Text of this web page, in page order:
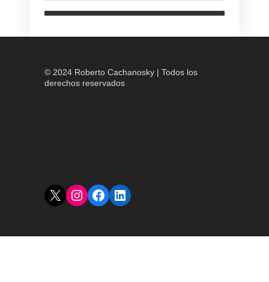
© 2024 Roberto Cachanosky | Todos los
derechos reservados
X Instagram
Facebook
LinkedIn